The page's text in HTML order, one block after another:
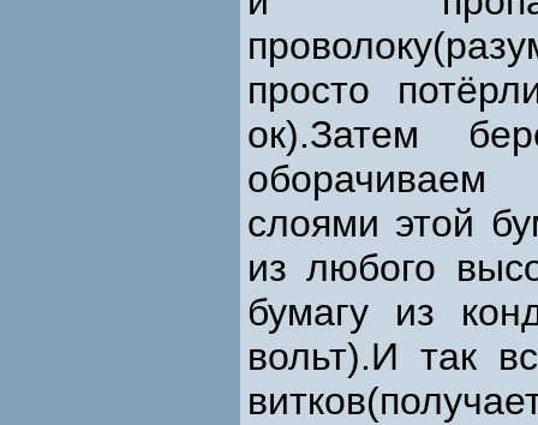
просто
ок).Затем
оборачиваем
слоями этой
из любого
бумагу из
вольт).И так